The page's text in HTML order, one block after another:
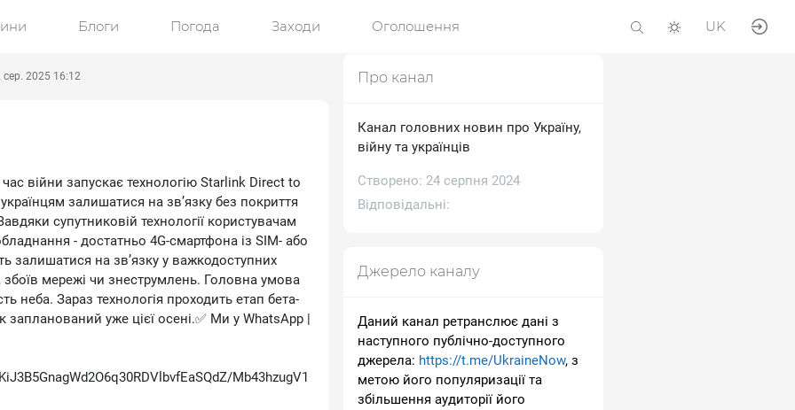
Блоги Погода Заходи Оголошення UK
сер. 2025 16:12
війни запускає технологію Starlink Direct to
залишатися на звʼязку без покриття
супутниковій технології користувачам
- достатньо 4G-смартфона із SIM- або
залишатися на зв’язку у важкодоступних
збоїв мережі чи знеструмлень. Головна умова
неба. Зараз технологія проходить етап бета-
запланований уже цієї осені.✅ Ми у WhatsApp |
Mb43hzugV1
Про канал
Канал головних новин про Україну,
війну та українців
Створено: 24 серпня 2024
Відповідальні:
Джерело каналу
Даний канал ретранслює дані з
наступного публічно-доступного
джерела: https://t.me/UkraineNow, з
метою його популяризації та
збільшення аудиторії його